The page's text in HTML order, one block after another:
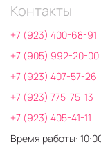
Контакты
+7 (923) 400-68-91
+7 (905) 992-20-00
+7 (923) 407-57-26
+7 (923) 775-75-13
+7 (923) 405-41-11
Время работы: